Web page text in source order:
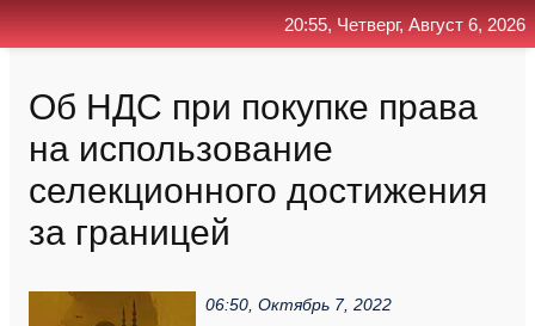
Об НДС при покупке права
на использование
селекционного достижения
за границей
06:50, Октябрь 7, 2022
20:55, Четверг, Август 6, 2026